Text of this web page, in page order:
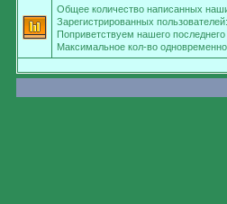
Общее количество написанных
Зарегистрированных пользователей:
Поприветствуем нашего
Максимальное кол-во